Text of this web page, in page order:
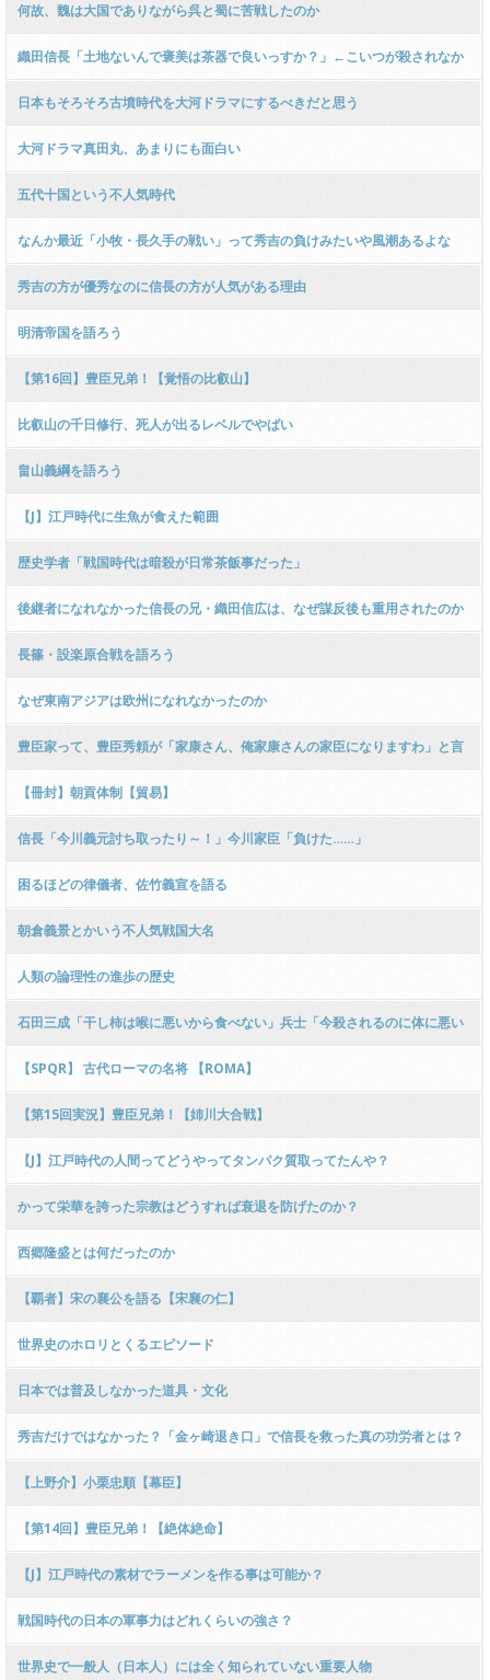
何故、魏は大国でありながら呉と蜀に苦戦したのか
織田信長「土地ないんで褒美は茶器で良いっすか？」←こいつが殺されなか
った理由
日本もそろそろ古墳時代を大河ドラマにするべきだと思う
大河ドラマ真田丸、あまりにも面白い
五代十国という不人気時代
なんか最近「小牧・長久手の戦い」って秀吉の負けみたいや風潮あるよな
秀吉の方が優秀なのに信長の方が人気がある理由
明清帝国を語ろう
【第16回】豊臣兄弟！【覚悟の比叡山】
比叡山の千日修行、死人が出るレベルでやばい
畠山義綱を語ろう
【J】江戸時代に生魚が食えた範囲
歴史学者「戦国時代は暗殺が日常茶飯事だった」
後継者になれなかった信長の兄・織田信広は、なぜ謀反後も重用されたのか
長篠・設楽原合戦を語ろう
なぜ東南アジアは欧州になれなかったのか
豊臣家って、豊臣秀頼が「家康さん、俺家康さんの家臣になりますわ」と言
っていたら滅亡しない？
【冊封】朝貢体制【貿易】
信長「今川義元討ち取ったり～！」今川家臣「負けた……」
困るほどの律儀者、佐竹義宣を語る
朝倉義景とかいう不人気戦国大名
人類の論理性の進歩の歴史
石田三成「干し柿は喉に悪いから食べない」兵士「今殺されるのに体に悪い
って変な奴だな」
【SPQR】 古代ローマの名将 【ROMA】
【第15回実況】豊臣兄弟！【姉川大合戦】
【J】江戸時代の人間ってどうやってタンパク質取ってたんや？
かって栄華を誇った宗教はどうすれば衰退を防げたのか？
西郷隆盛とは何だったのか
【覇者】宋の襄公を語る【宋襄の仁】
世界史のホロリとくるエピソード
日本では普及しなかった道具・文化
秀吉だけではなかった？「金ヶ崎退き口」で信長を救った真の功労者とは？
【上野介】小栗忠順【幕臣】
【第14回】豊臣兄弟！【絶体絶命】
【J】江戸時代の素材でラーメンを作る事は可能か？
戦国時代の日本の軍事力はどれくらいの強さ？
世界史で一般人（日本人）には全く知られていない重要人物